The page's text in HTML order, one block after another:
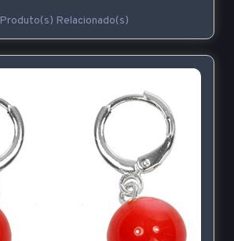
Produto(s) Relacionado(s)